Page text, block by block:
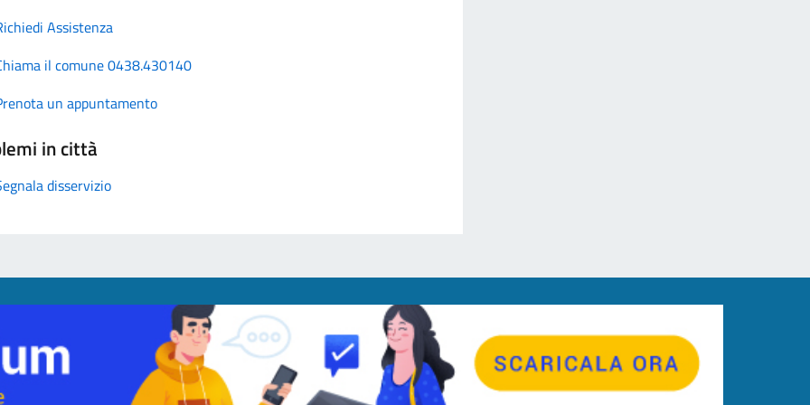
Assistenza
il comune 0438.430140
un appuntamento
in città
disservizio